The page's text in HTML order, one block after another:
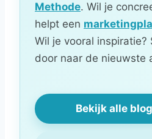
Methode. Wil je
helpt een
Wil je vooral inspiratie?
door naar de nieuwste
Bekijk alle